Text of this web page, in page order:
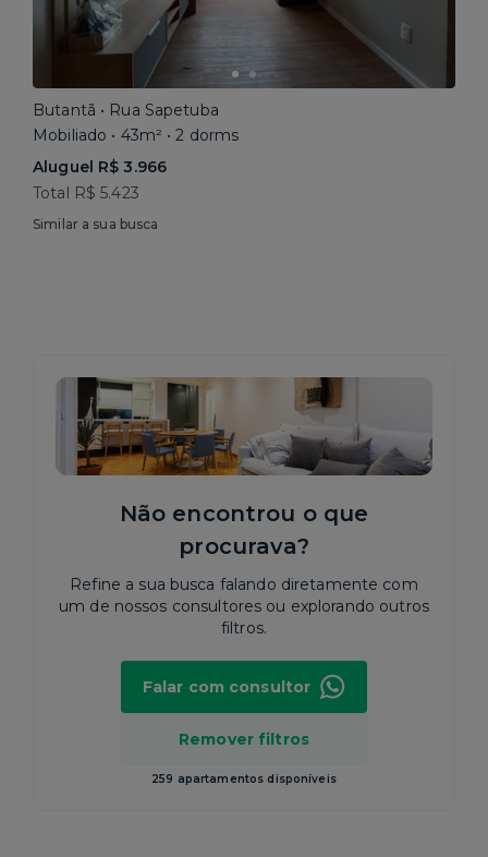
Butantã • Rua Sapetuba
Mobiliado • 43m² • 2 dorms
Aluguel R$ 3.966
Total R$ 5.423
Similar a sua busca
Não encontrou o que
procurava?
Refine a sua busca falando diretamente com
um de nossos consultores ou explorando outros
filtros.
Remover filtros
259 apartamentos disponíveis
Falar com consultor